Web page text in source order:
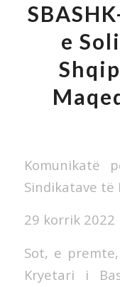
e
Komunikatë
Sindikatave të
29 korrik 2022
Sot, e
Kryetari i